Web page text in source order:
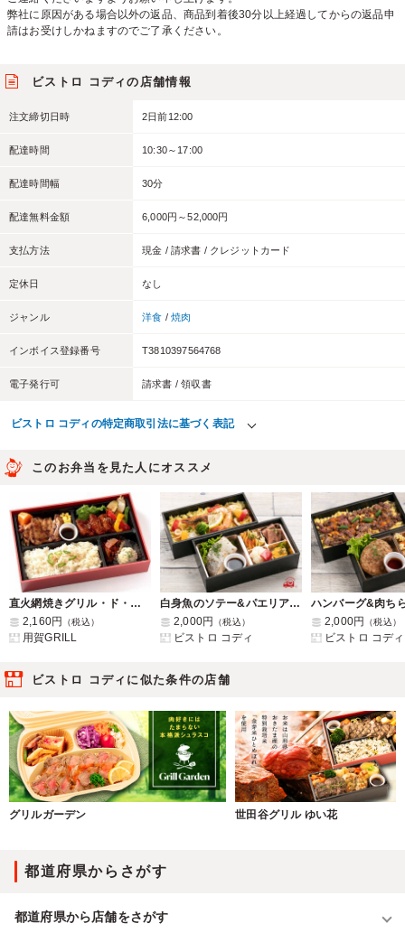
弊社に原因がある場合以外の返品、商品到着後30分以上経過してからの返品申
請はお受けしかねますのでご了承ください。
ビストロ コディの店舗情報
注文締切日時 2日前12:00
配達時間 10:30～17:00
配達時間幅 30分
配達無料金額 6,000円～52,000円
支払方法 現金 / 請求書 / クレジットカード
定休日 なし
ジャンル 洋食 / 焼肉
インボイス登録番号 T3810397564768
電子発行可 請求書 / 領収書
ビストロ コディの特定商取引法に基づく表記
このお弁当を見た人にオススメ
直火網焼きグリル・ド・チキンと特製ポークフリットのダブルメイン
2,160円
（税込）
用賀GRILL
白身魚のソテー&パエリア二段重 (バルサミコソース)
2,000円
（税込）
ビストロ コディ
2,000円 （税込）
ビストロ コディ
ビストロ コディに似た条件の店舗
グリルガーデン 世田谷グリル ゆい花
都道府県からさがす
都道府県から店舗をさがす